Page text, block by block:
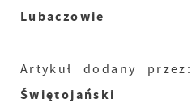
Lubaczowie
Artykuł dodany przez:
Świętojański